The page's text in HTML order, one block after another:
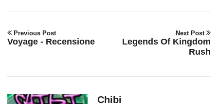
Previous Post
Voyage - Recensione
Next Post
Legends Of Kingdom
Rush
Chibi